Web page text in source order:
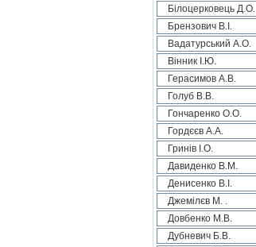
Білоцерковець Д.О.
Брензович В.І.
Вадатурський А.О.
Вінник І.Ю.
Герасимов А.В.
Голуб В.В.
Гончаренко О.О.
Гордєєв А.А.
Гринів І.О.
Давиденко В.М.
Денисенко В.І.
Джемілєв М. .
Довбенко М.В.
Дубневич Б.В.